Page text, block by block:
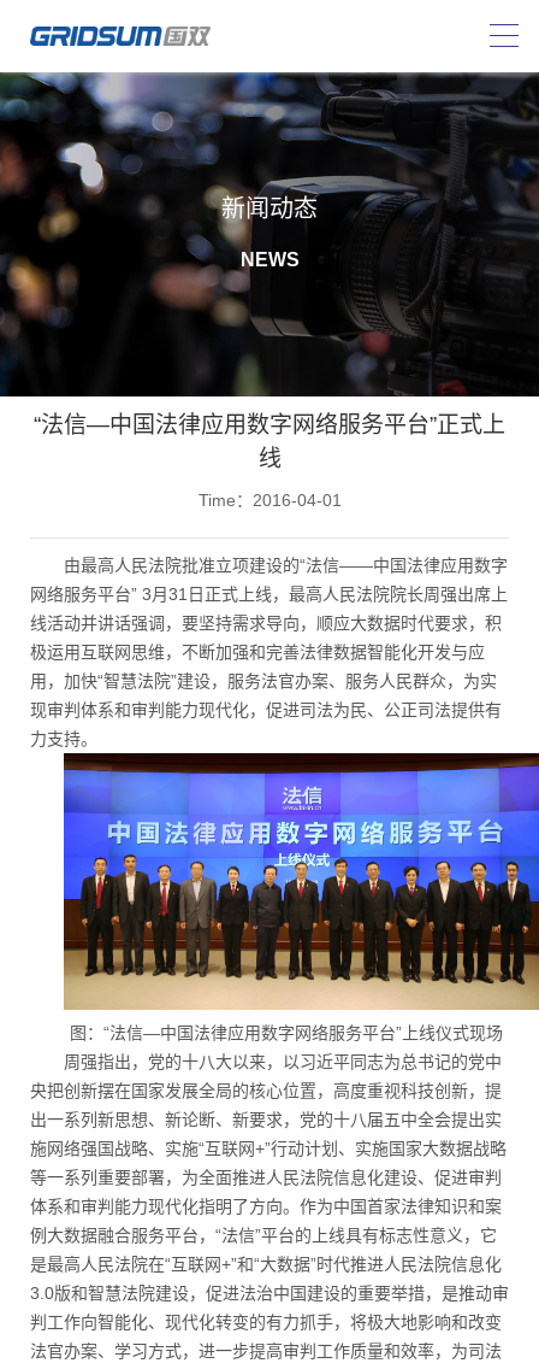
新闻动态
NEWS
“法信—中国法律应用数字网络服务平台”正式上
线
Time：2016-04-01
由最高人民法院批准立项建设的“法信——中国法律应用数字
网络服务平台” 3月31日正式上线，最高人民法院院长周强出席上
线活动并讲话强调，要坚持需求导向，顺应大数据时代要求，积
极运用互联网思维，不断加强和完善法律数据智能化开发与应
用，加快“智慧法院”建设，服务法官办案、服务人民群众，为实
现审判体系和审判能力现代化，促进司法为民、公正司法提供有
力支持。
图：“法信—中国法律应用数字网络服务平台”上线仪式现场
周强指出，党的十八大以来，以习近平同志为总书记的党中
央把创新摆在国家发展全局的核心位置，高度重视科技创新，提
出一系列新思想、新论断、新要求，党的十八届五中全会提出实
施网络强国战略、实施“互联网+”行动计划、实施国家大数据战略
等一系列重要部署，为全面推进人民法院信息化建设、促进审判
体系和审判能力现代化指明了方向。作为中国首家法律知识和案
例大数据融合服务平台，“法信”平台的上线具有标志性意义，它
是最高人民法院在“互联网+”和“大数据”时代推进人民法院信息化
3.0版和智慧法院建设，促进法治中国建设的重要举措，是推动审
判工作向智能化、现代化转变的有力抓手，将极大地影响和改变
法官办案、学习方式，进一步提高审判工作质量和效率，为司法